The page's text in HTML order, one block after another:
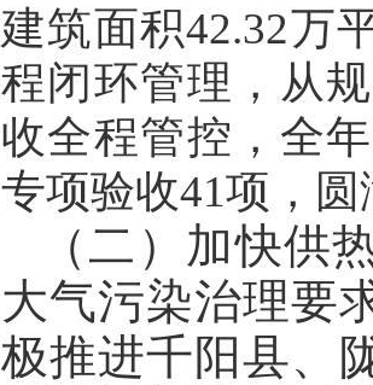
建筑面积42.32万
程闭环管理，从
收全程管控，全
专项验收41项，圆
（二）加快供
大气污染治理要
极推进千阳县、